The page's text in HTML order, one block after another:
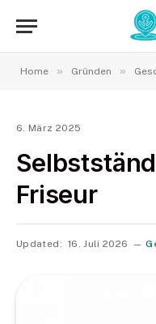
Home » Gründen »
6. März 2025
Friseur
Updated: 16. Juli 2026